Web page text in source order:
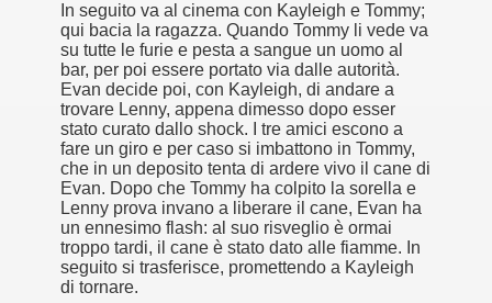
In seguito va al cinema con Kayleigh e Tommy;
qui bacia la ragazza. Quando Tommy li vede va
su tutte le furie e pesta a sangue un uomo al
bar, per poi essere portato via dalle autorità.
Evan decide poi, con Kayleigh, di andare a
trovare Lenny, appena dimesso dopo esser
stato curato dallo shock. I tre amici escono a
fare un giro e per caso si imbattono in Tommy,
che in un deposito tenta di ardere vivo il cane di
Evan. Dopo che Tommy ha colpito la sorella e
Lenny prova invano a liberare il cane, Evan ha
un ennesimo flash: al suo risveglio è ormai
troppo tardi, il cane è stato dato alle fiamme. In
seguito si trasferisce, promettendo a Kayleigh
di tornare.
Scorsese
mondo migliore.
David Lynch
classico
un esempio di film noir moderno
troppo parziale.